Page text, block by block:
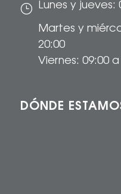
} Lunes y jueves:
Martes y
20:00
Viernes: 09:00 a
DÓNDE